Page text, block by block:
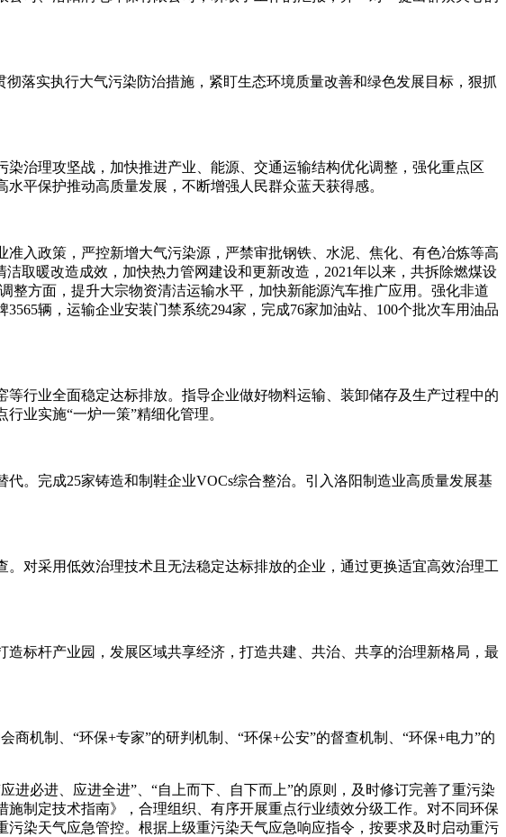
实执行大气污染防治措施，紧盯生态环境质量改善和绿色发展目标，狠抓
治理攻坚战，加快推进产业、能源、交通运输结构优化调整，强化重点区
平保护推动高质量发展，不断增强人民群众蓝天获得感。
入政策，严控新增大气污染源，严禁审批钢铁、水泥、焦化、有色冶炼等高
取暖改造成效，加快热力管网建设和更新改造，2021年以来，共拆除燃煤设
整方面，提升大宗物资清洁运输水平，加快新能源汽车推广应用。强化非道
辆，运输企业安装门禁系统294家，完成76家加油站、100个批次车用油品
行业全面稳定达标排放。指导企业做好物料运输、装卸储存及生产过程中的
业实施“一炉一策”精细化管理。
完成25家铸造和制鞋企业VOCs综合整治。引入洛阳制造业高质量发展基
对采用低效治理技术且无法稳定达标排放的企业，通过更换适宜高效治理工
标杆产业园，发展区域共享经济，打造共建、共治、共享的治理新格局，最
机制、“环保+专家”的研判机制、“环保+公安”的督查机制、“环保+电力”的
必进、应进全进”、“自上而下、自下而上”的原则，及时修订完善了重污染
制定技术指南》，合理组织、有序开展重点行业绩效分级工作。对不同环保
染天气应急管控。根据上级重污染天气应急响应指令，按要求及时启动重污